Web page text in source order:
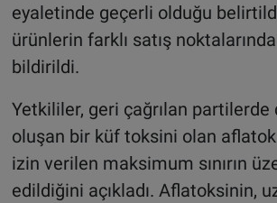
eyaletinde geçerli olduğu
ürünlerin farklı satış noktalarında
bildirildi.
Yetkililer, geri çağrılan partilerde
oluşan bir küf toksini olan
izin verilen maksimum sınırın
edildiğini açıkladı. Aflatoksinin,